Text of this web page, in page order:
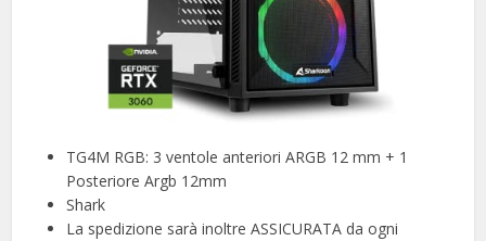
TG4M RGB: 3 ventole anteriori ARGB 12 mm + 1
Posteriore Argb 12mm
Shark
La spedizione sarà inoltre ASSICURATA da ogni